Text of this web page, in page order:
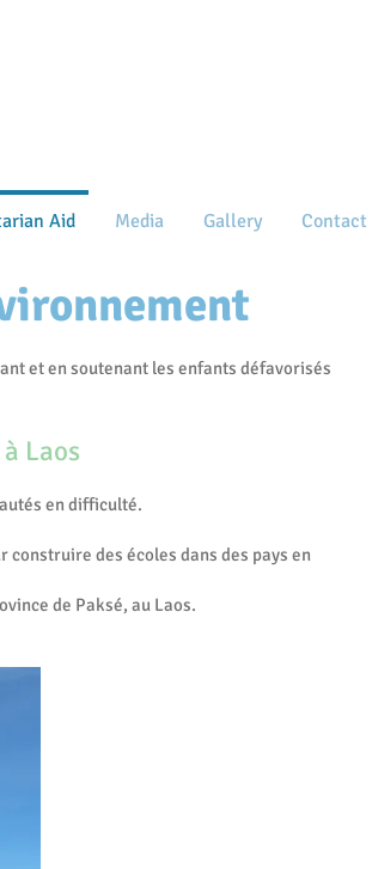
Aid Media Gallery Contact
et en soutenant les enfants défavorisés
Laos
en difficulté.
des écoles dans des pays en
de Paksé, au Laos.